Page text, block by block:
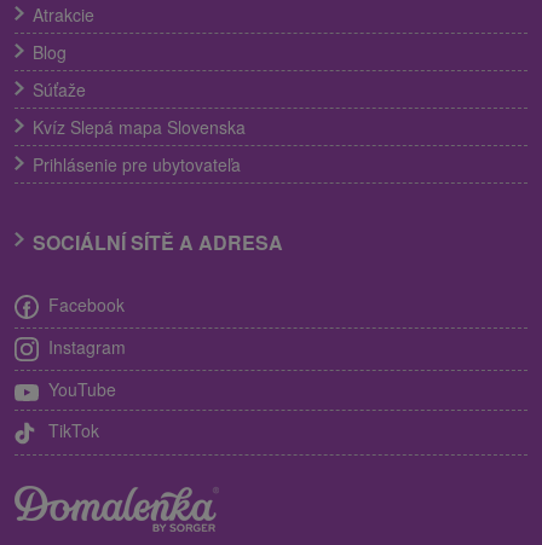
Atrakcie
Blog
Súťaže
Kvíz Slepá mapa Slovenska
Prihlásenie pre ubytovateľa
SOCIÁLNÍ SÍTĚ A ADRESA
Facebook
Instagram
YouTube
TikTok